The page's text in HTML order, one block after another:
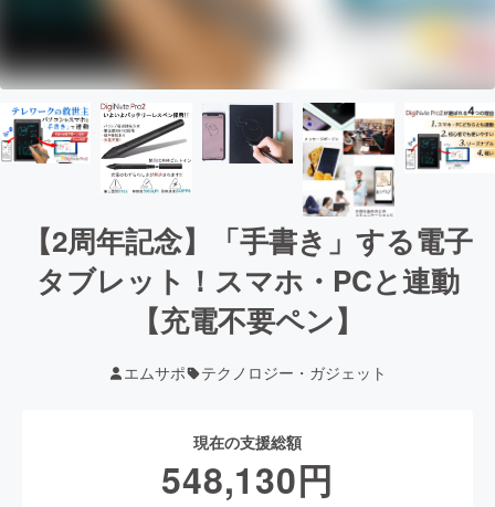
【2周年記念】「手書き」する電子
タブレット！スマホ・PCと連動
【充電不要ペン】
エムサポ テクノロジー・ガジェット
現在の支援総額
548,130円